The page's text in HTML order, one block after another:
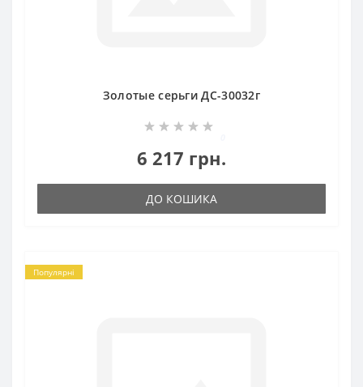
Золотые серьги ДС-30032г
6 217 грн.
ДО КОШИКА
Популярні